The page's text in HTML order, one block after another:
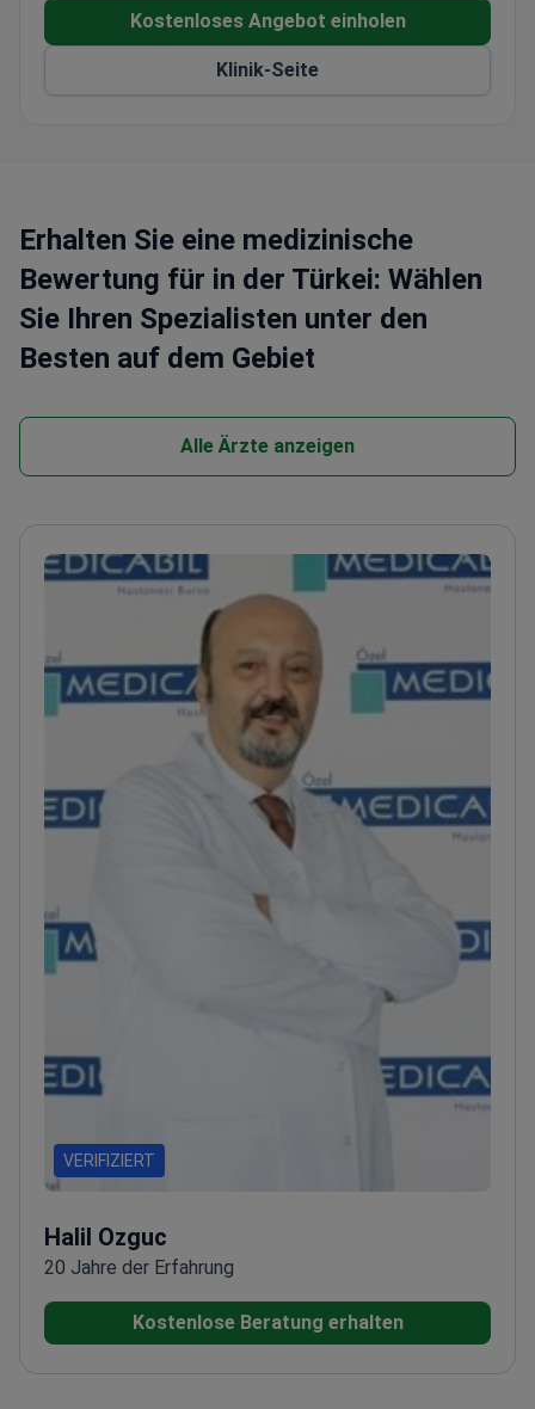
MAKOplasty;
99,9 % bei Revisionsoperationen mit totalem
Knieersatz (Arthroplastik).
Das Private Medicabil Hospital behandelt sowohl
Balkanstaaten, den Staaten der Arabischen Liga und
den russischsprachigen Ländern die Klinik.
Kostenloses Angebot einholen
Klinik-Seite
Erhalten Sie eine medizinische
Bewertung für in der Türkei: Wählen
Sie Ihren Spezialisten unter den
Besten auf dem Gebiet
Alle Ärzte anzeigen
VERIFIZIERT
Halil Ozguc
20 Jahre der Erfahrung
Kostenlose Beratung erhalten